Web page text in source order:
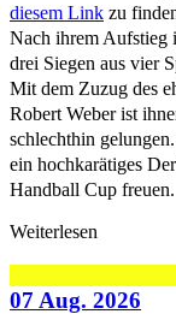
diesem Link zu
Nach ihrem Aufstieg
drei Siegen aus vier
Mit dem Zuzug des
Robert Weber ist
schlechthin
ein hochkarätiges
Handball Cup freuen.
Weiterlesen
07 Aug. 2026